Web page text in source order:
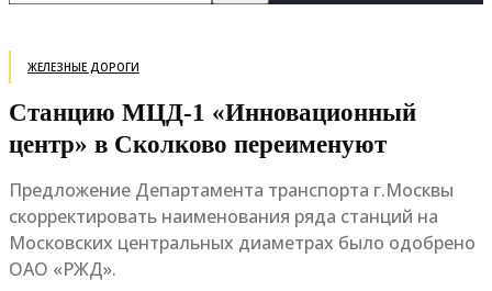
ЖЕЛЕЗНЫЕ ДОРОГИ
Станцию МЦД-1 «Инновационный
центр» в Сколково переименуют
Предложение Департамента транспорта г.Москвы
скорректировать наименования ряда станций на
Московских центральных диаметрах было одобрено
ОАО «РЖД».